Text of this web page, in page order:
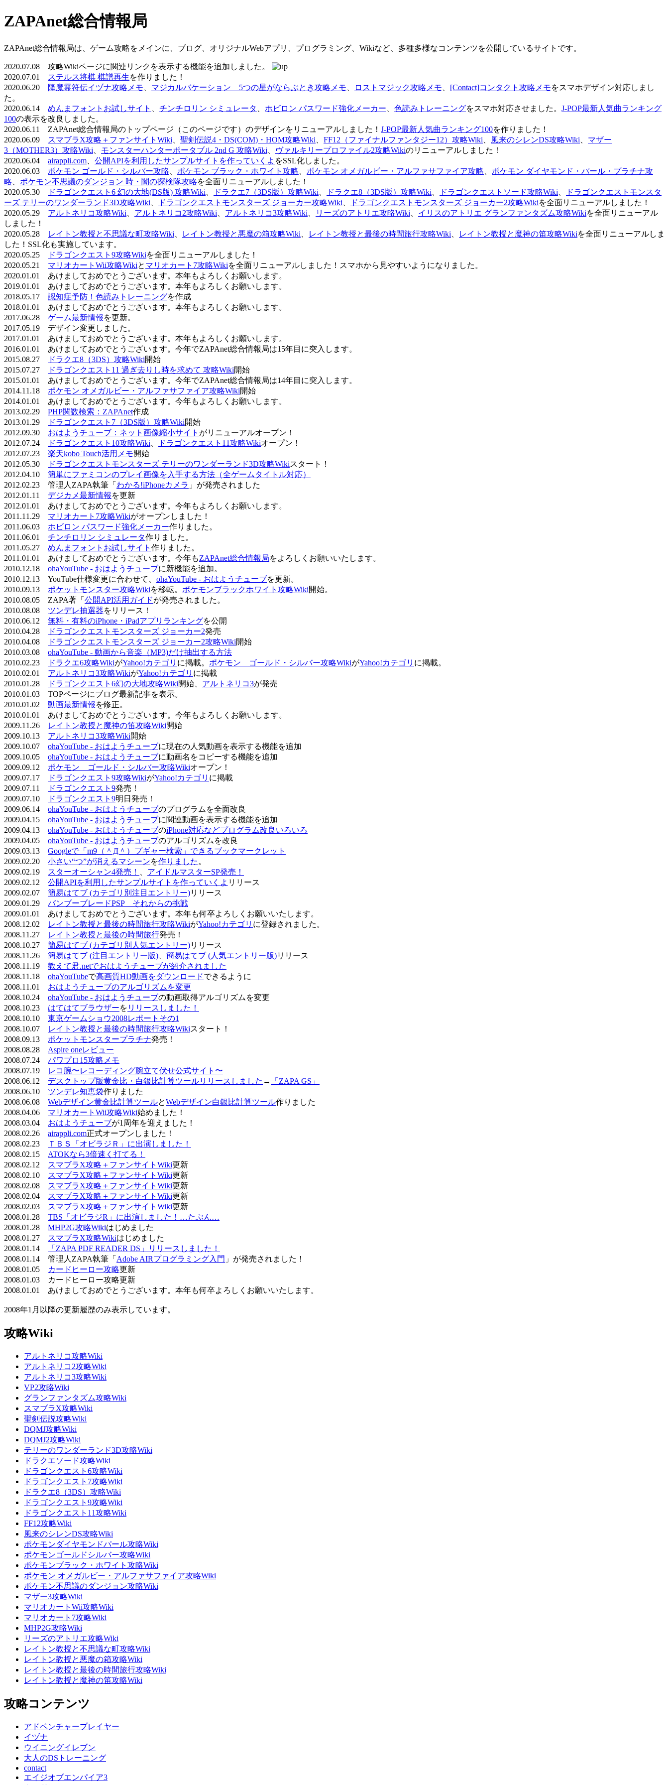
ZAPAnet総合情報局
ZAPAnet総合情報局は、ゲーム攻略をメインに、ブログ、オリジナルWebアプリ、プログラミング、Wikiなど、多種多様なコンテンツを公開しているサイトです。
2020.07.08 攻略Wikiページに関連リンクを表示する機能を追加しました。
2020.07.01
ステルス将棋 棋譜再生を作りました！
2020.06.20
降魔霊符伝イヅナ攻略メモ マジカルバケーション 5つの星がならぶとき攻略メモ ロストマジック攻略メモ [Contact]コンタクト攻略メモをスマホデザイン対応しまし
た。
2020.06.14 めんまフォントお試しサイト チンチロリン シミュレータ ホビロン パスワード強化メーカー 色読みトレーニングをスマホ対応させました。 J-POP最新人気曲ランキング
100の表示を改良しました。
2020.06.11 ZAPAnet総合情報局のトップページ（このページです）のデザインをリニューアルしました！ J-POP最新人気曲ランキング100を作りました！
2020.06.09
スマブラX攻略＋ファンサイトWiki 聖剣伝説4・DS(COM)・HOM攻略Wiki FF12（ファイナルファンタジー12）攻略Wiki 風来のシレンDS攻略Wiki
マザー
3（MOTHER3）攻略Wiki
モンスターハンターポータブル 2nd G 攻略Wiki ヴァルキリープロファイル2攻略Wikiのリニューアルしました！
2020.06.04 airappli.com 公開APIを利用したサンプルサイトを作っていくよ をSSL化しました。
2020.06.03 ポケモン ゴールド・シルバー攻略 ポケモン ブラック・ホワイト攻略 ポケモン オメガルビー・アルファサファイア攻略
ポケモン ダイヤモンド・パール・プラチナ攻
略
ポケモン不思議のダンジョン 時・闇の探検隊攻略を全面リニューアルしました！
2020.05.30
ドラゴンクエスト6 幻の大地(DS版) 攻略Wiki ドラクエ7（3DS版）攻略Wiki ドラクエ8（3DS版）攻略Wiki ドラゴンクエストソード攻略Wiki
ドラゴンクエストモンスタ
ーズ テリーのワンダーランド3D攻略Wiki
ドラゴンクエストモンスターズ ジョーカー攻略Wiki ドラゴンクエストモンスターズ ジョーカー2攻略Wikiを全面リニューアルしました！
2020.05.29 アルトネリコ攻略Wiki アルトネリコ2攻略Wiki アルトネリコ3攻略Wiki リーズのアトリエ攻略Wiki イリスのアトリエ グランファンタズム攻略Wikiを全面リニューアル
しました！
2020.05.28
レイトン教授と不思議な町攻略Wiki レイトン教授と悪魔の箱攻略Wiki レイトン教授と最後の時間旅行攻略Wiki レイトン教授と魔神の笛攻略Wikiを全面リニューアルしま
した！SSL化も実施しています。
2020.05.25
ドラゴンクエスト9攻略Wikiを全面リニューアルしました！
2020.05.21 マリオカートWii攻略Wikiと マリオカート7攻略Wikiを全面リニューアルしました！スマホから見やすいようになりました。
2020.01.01 あけましておめでとうございます。本年もよろしくお願いします。
2019.01.01 あけましておめでとうございます。本年もよろしくお願いします。
2018.05.17 認知症予防！色読みトレーニングを作成
2018.01.01 あけましておめでとうございます。本年もよろしくお願いします。
2017.06.28 ゲーム最新情報 を更新。
2017.05.19 デザイン変更しました。
2017.01.01 あけましておめでとうございます。本年もよろしくお願いします。
2016.01.01 あけましておめでとうございます。今年でZAPAnet総合情報局は15年目に突入します。
2015.08.27
ドラクエ8（3DS）攻略Wiki開始
2015.07.27
ドラゴンクエスト11 過ぎ去りし時を求めて 攻略Wiki開始
2015.01.01 あけましておめでとうございます。今年でZAPAnet総合情報局は14年目に突入します。
2014.11.18 ポケモン オメガルビー・アルファサファイア攻略Wiki開始
2014.01.01 あけましておめでとうございます。今年もよろしくお願いします。
2013.02.29 PHP関数検索：ZAPAnet作成
2013.01.29
ドラゴンクエスト7（3DS版）攻略Wiki開始
2012.09.30 おはようチューブ：ネット画像縮小サイト がリニューアルオープン！
2012.07.24
ドラゴンクエスト10攻略Wiki ドラゴンクエスト11攻略Wikiオープン！
2012.07.23 楽天kobo Touch活用メモ開始
2012.05.30
ドラゴンクエストモンスターズ テリーのワンダーランド3D攻略Wikiスタート！
2012.04.10 簡単にファミコンのプレイ画像を入手する方法（全ゲームタイトル対応）
2012.02.23 管理人ZAPA執筆「 わかる!iPhoneカメラ 」が発売されました
2012.01.11 デジカメ最新情報 を更新
2012.01.01 あけましておめでとうございます。今年もよろしくお願いします。
2011.11.29 マリオカート7攻略Wikiがオープンしました！
2011.06.03 ホビロン パスワード強化メーカー作りました。
2011.06.01 チンチロリン シミュレータ作りました。
2011.05.27 めんまフォントお試しサイト 作りました。
2011.01.01 あけましておめでとうございます。今年もZAPAnet総合情報局をよろしくお願いいたします。
2010.12.18 ohaYouTube - おはようチューブに新機能を追加。
2010.12.13 YouTube仕様変更に合わせて、 ohaYouTube - おはようチューブを更新。
2010.09.13 ポケットモンスター攻略Wikiを移転。 ポケモンブラックホワイト攻略Wiki開始。
2010.08.05 ZAPA著「 公開API活用ガイドが発売されました。
2010.08.08 ツンデレ抽選器をリリース！
2010.06.12 無料・有料のiPhone・iPadアプリランキングを公開
2010.04.28
ドラゴンクエストモンスターズ ジョーカー2発売
2010.04.08
ドラゴンクエストモンスターズ ジョーカー2攻略Wiki開始
2010.03.08 ohaYouTube - 動画から音楽（MP3)だけ抽出する方法
2010.02.23
ドラクエ6攻略WikiがYahoo!カテゴリ に掲載。 ポケモン ゴールド・シルバー攻略WikiがYahoo!カテゴリ に掲載。
2010.02.01 アルトネリコ3攻略WikiがYahoo!カテゴリ に掲載
2010.01.28
ドラゴンクエスト6幻の大地攻略Wiki開始、 アルトネリコ3が発売
2010.01.03 TOPページにブログ最新記事を表示。
2010.01.02 動画最新情報 を修正。
2010.01.01 あけましておめでとうございます。今年もよろしくお願いします。
2009.11.26
レイトン教授と魔神の笛攻略Wiki開始
2009.10.13 アルトネリコ3攻略Wiki開始
2009.10.07 ohaYouTube - おはようチューブに現在の人気動画を表示する機能を追加
2009.10.05 ohaYouTube - おはようチューブに動画名をコピーする機能を追加
2009.09.12 ポケモン ゴールド・シルバー攻略Wikiオープン！
2009.07.17
ドラゴンクエスト9攻略WikiがYahoo!カテゴリ に掲載
2009.07.11
ドラゴンクエスト9発売！
2009.07.10
ドラゴンクエスト9明日発売！
2009.06.14 ohaYouTube - おはようチューブのプログラムを全面改良
2009.04.15 ohaYouTube - おはようチューブに関連動画を表示する機能を追加
2009.04.13 ohaYouTube - おはようチューブのiPhone対応などプログラム改良いろいろ
2009.04.05 ohaYouTube - おはようチューブのアルゴリズムを改良
2009.03.13 Googleで「m9（＾Д＾）プギャー検索」できるブックマークレット
2009.02.20 小さい“つ”が消えるマシーンを作りました 。
2009.02.19
スターオーシャン4発売！
アイドルマスターSP発売！
2009.02.12 公開APIを利用したサンプルサイトを作っていくよ リリース
2009.02.07 簡易はてブ (カテゴリ別注目エントリー)リリース
2009.01.29 バンブーブレードPSP それからの挑戦
2009.01.01 あけましておめでとうございます。本年も何卒よろしくお願いいたします。
2008.12.02
レイトン教授と最後の時間旅行攻略WikiがYahoo!カテゴリ に登録されました。
2008.11.27
レイトン教授と最後の時間旅行発売！
2008.10.27 簡易はてブ (カテゴリ別人気エントリー)リリース
2008.11.26 簡易はてブ (注目エントリー版) 簡易はてブ (人気エントリー版)リリース
2008.11.19 教えて君.netでおはようチューブが紹介されました
2008.11.18 ohaYouTubeで高画質HD動画をダウンロードできるように
2008.11.01 おはようチューブのアルゴリズムを変更
2008.10.24 ohaYouTube - おはようチューブの動画取得アルゴリズムを変更
2008.10.23 はてはてブラウザーを リリースしました！
2008.10.10 東京ゲームショウ2008レポートその1
2008.10.07
レイトン教授と最後の時間旅行攻略Wikiスタート！
2008.09.13 ポケットモンスタープラチナ発売！
2008.08.28 Aspire oneレビュー
2008.07.24 パワプロ15攻略メモ
2008.07.19
レコ腕〜レコーディング腕立て伏せ公式サイト〜
2008.06.12 デスクトップ版黄金比・白銀比計算ツールリリースしました →
「ZAPA GS」
2008.06.10 ツンデレ知恵袋作りました
2008.06.08 Webデザイン黄金比計算ツールとWebデザイン白銀比計算ツール作りました
2008.04.06 マリオカートWii攻略Wiki始めました！
2008.03.04 おはようチューブが1周年を迎えました！
2008.02.26 airappli.com正式オープンしました！
2008.02.23
ＴＢＳ「オビラジＲ」に出演しました！
2008.02.15 ATOKなら3倍速く打てる！
2008.02.12
スマブラX攻略＋ファンサイトWiki更新
2008.02.10
スマブラX攻略＋ファンサイトWiki更新
2008.02.08
スマブラX攻略＋ファンサイトWiki更新
2008.02.04
スマブラX攻略＋ファンサイトWiki更新
2008.02.03
スマブラX攻略＋ファンサイトWiki更新
2008.01.28 TBS「オビラジR」に出演しました！…たぶん…
2008.01.28 MHP2G攻略Wikiはじめました
2008.01.27
スマブラX攻略Wikiはじめました
2008.01.14
「ZAPA PDF READER DS」リリースしました！
2008.01.14 管理人ZAPA執筆「 Adobe AIRプログラミング入門 」が発売されました！
2008.01.05
カードヒーロー攻略更新
2008.01.03 カードヒーロー攻略更新
2008.01.01 あけましておめでとうございます。本年も何卒よろしくお願いいたします。
2008年1月以降の更新履歴のみ表示しています。
攻略Wiki
アルトネリコ攻略Wiki
アルトネリコ2攻略Wiki
アルトネリコ3攻略Wiki
VP2攻略Wiki
グランファンタズム攻略Wiki
スマブラX攻略Wiki
聖剣伝説攻略Wiki
DQMJ攻略Wiki
DQMJ2攻略Wiki
テリーのワンダーランド3D攻略Wiki
ドラクエソード攻略Wiki
ドラゴンクエスト6攻略Wiki
ドラゴンクエスト7攻略Wiki
ドラクエ8（3DS）攻略Wiki
ドラゴンクエスト9攻略Wiki
ドラゴンクエスト11攻略Wiki
FF12攻略Wiki
風来のシレンDS攻略Wiki
ポケモンダイヤモンドパール攻略Wiki
ポケモンゴールドシルバー攻略Wiki
ポケモンブラック・ホワイト攻略Wiki
ポケモン オメガルビー・アルファサファイア攻略Wiki
ポケモン不思議のダンジョン攻略Wiki
マザー3攻略Wiki
マリオカートWii攻略Wiki
マリオカート7攻略Wiki
MHP2G攻略Wiki
リーズのアトリエ攻略Wiki
レイトン教授と不思議な町攻略Wiki
レイトン教授と悪魔の箱攻略Wiki
レイトン教授と最後の時間旅行攻略Wiki
レイトン教授と魔神の笛攻略Wiki
攻略コンテンツ
アドベンチャープレイヤー
イヅナ
ウイニングイレブン
大人のDSトレーニング
contact
エイジオブエンパイア3